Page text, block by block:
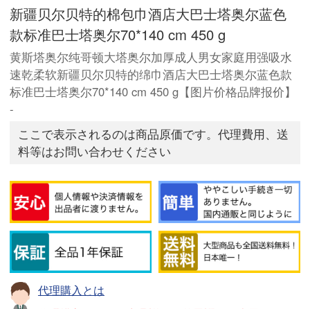
新疆贝尔贝特的棉包巾酒店大巴士塔奥尔蓝色
款标准巴士塔奥尔70*140 cm 450 g
黄斯塔奥尔纯哥顿大塔奥尔加厚成人男女家庭用强吸水
速乾柔软新疆贝尔贝特的绵巾酒店大巴士塔奥尔蓝色款
标准巴士塔奥尔70*140 cm 450 g【图片价格品牌报价】
-
ここで表示されるのは商品原価です。代理費用、送
料等はお問い合わせください
代理購入とは